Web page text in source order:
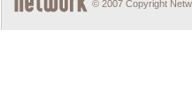
© 2007 Copyright